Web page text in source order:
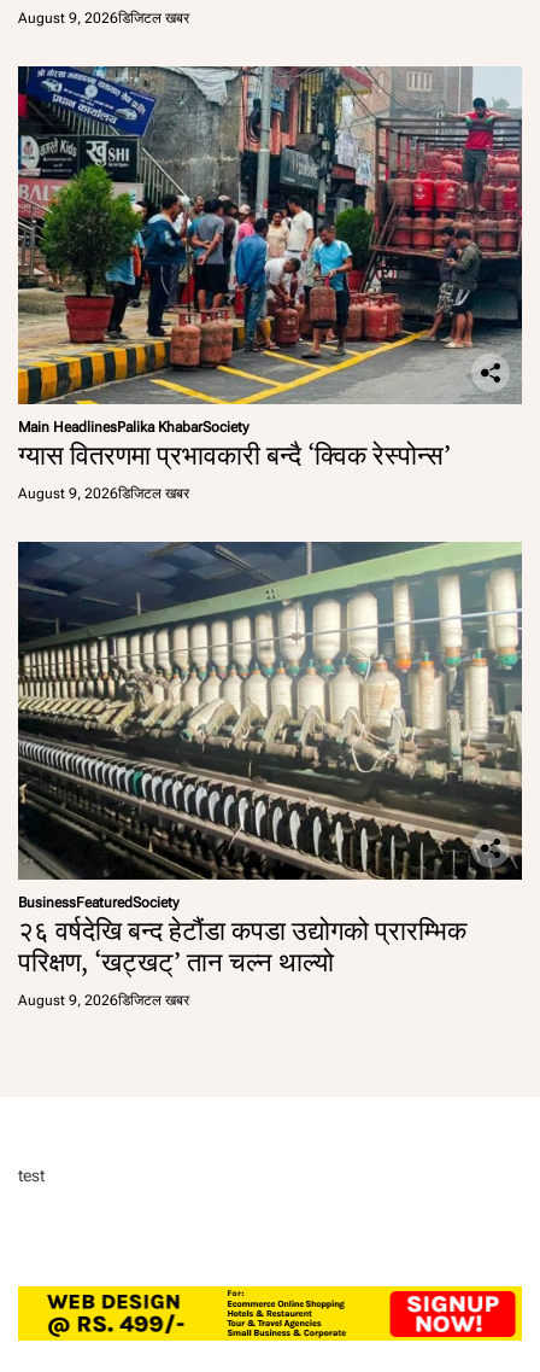
August 9, 2026डिजिटल खबर
Main HeadlinesPalika KhabarSociety
ग्यास वितरणमा प्रभावकारी बन्दै ‘क्विक रेस्पोन्स’
August 9, 2026डिजिटल खबर
BusinessFeaturedSociety
२६ वर्षदेखि बन्द हेटौंडा कपडा उद्योगको प्रारम्भिक
परिक्षण, ‘खट्खट्’ तान चल्न थाल्यो
August 9, 2026डिजिटल खबर
test